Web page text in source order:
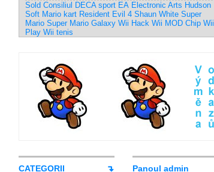
Sold Consiliul DECA sport EA Electronic Arts Hudson
Soft Mario kart Resident Evil 4 Shaun White Super
Mario Super Mario Galaxy Wii Hack Wii MOD Chip Wii
Play Wii tenis
CATEGORII Panoul admin